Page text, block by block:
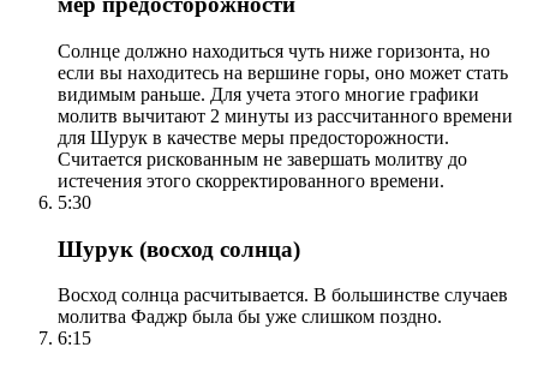
Солнце должно находиться чуть ниже горизонта, но
если вы находитесь на вершине горы, оно может стать
видимым раньше. Для учета этого многие графики
молитв вычитают 2 минуты из рассчитанного времени
для Шурук в качестве меры предосторожности.
Считается рискованным не завершать молитву до
истечения этого скорректированного времени.
5:30
Шурук (восход солнца)
Восход солнца расчитывается. В большинстве случаев
молитва Фаджр была бы уже слишком поздно.
6:15